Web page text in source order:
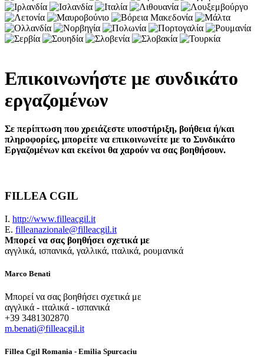
Επικοινωνήστε με συνδικάτο
εργαζομένων
Σε περίπτωση που χρειάζεστε υποστήριξη, βοήθεια ή/και
πληροφορίες, μπορείτε να επικοινωνείτε με το Συνδικάτο
Εργαζομένων και εκείνοι θα χαρούν να σας βοηθήσουν.
FILLEA CGIL
Ι. http://www.filleacgil.it
E. filleanazionale@filleacgil.it
Μπορεί να σας βοηθήσει σχετικά με
αγγλικά, ισπανικά, γαλλικά, ιταλικά, ρουμανικά
Marco Benati
Μπορεί να σας βοηθήσει σχετικά με
αγγλικά - ιταλικά - ισπανικά
+39 3481302870
m.benati@filleacgil.it
Fillea Cgil Romania - Emilia Spurcaciu